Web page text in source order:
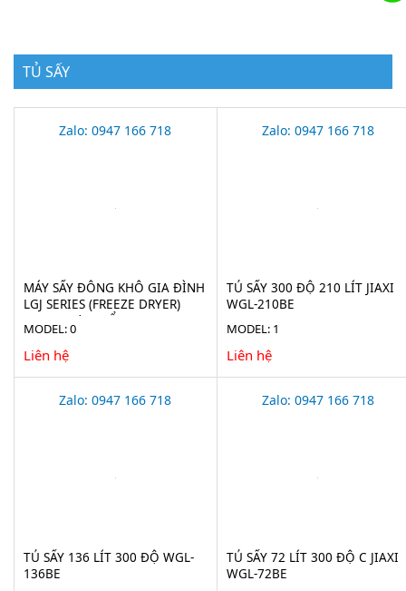
TỦ SẤY
Zalo: 0947 166 718
MÁY SẤY ĐÔNG KHÔ GIA ĐÌNH
LGJ SERIES (FREEZE DRYER)
CHO THỰC PHẨM
MODEL: 0
Liên hệ
Zalo: 0947 166 718
TỦ SẤY 300 ĐỘ 210 LÍT JIAXI
WGL-210BE
MODEL: 1
Liên hệ
Zalo: 0947 166 718
TỦ SẤY 136 LÍT 300 ĐỘ WGL-
136BE
Zalo: 0947 166 718
TỦ SẤY 72 LÍT 300 ĐỘ C JIAXI
WGL-72BE